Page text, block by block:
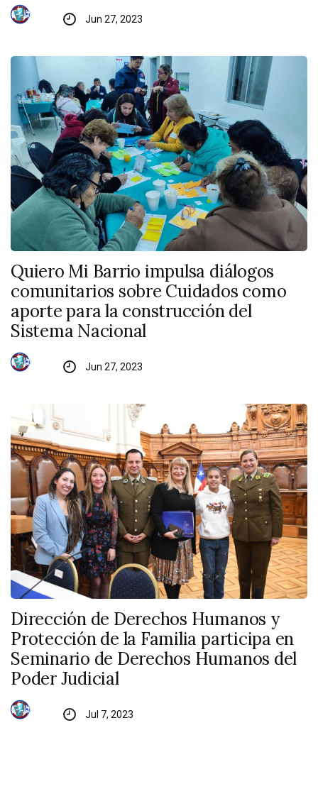
Jun 27, 2023
Quiero Mi Barrio impulsa diálogos
comunitarios sobre Cuidados como
aporte para la construcción del
Sistema Nacional
Jun 27, 2023
Dirección de Derechos Humanos y
Protección de la Familia participa en
Seminario de Derechos Humanos del
Poder Judicial
Jul 7, 2023